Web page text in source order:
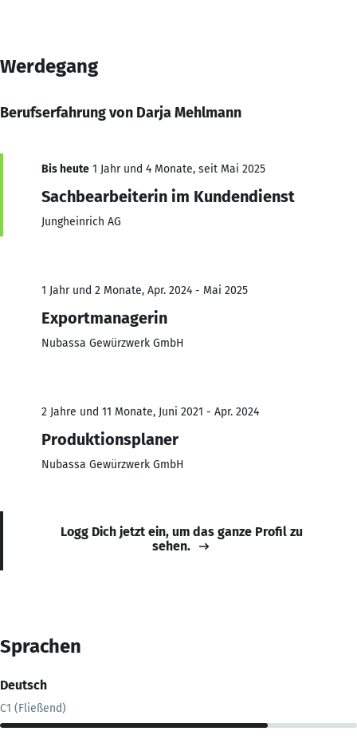
Werdegang
Berufserfahrung von Darja Mehlmann
Bis heute 1 Jahr und 4 Monate, seit Mai 2025
Sachbearbeiterin im Kundendienst
Jungheinrich AG
1 Jahr und 2 Monate, Apr. 2024 - Mai 2025
Exportmanagerin
Nubassa Gewürzwerk GmbH
2 Jahre und 11 Monate, Juni 2021 - Apr. 2024
Produktionsplaner
Nubassa Gewürzwerk GmbH
Logg Dich jetzt ein, um das ganze Profil zu
sehen.
Sprachen
Deutsch
C1 (Fließend)